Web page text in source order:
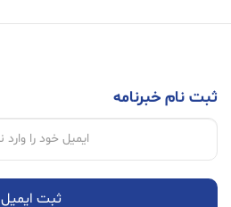
ثبت نام خبرنامه
ثبت ایمیل